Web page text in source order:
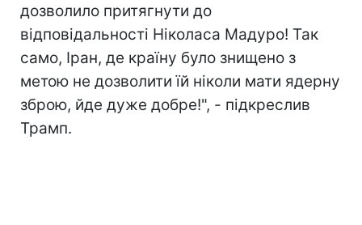
дозволило притягнути до
відповідальності Ніколаса Мадуро! Так
само, Іран, де країну було знищено з
метою не дозволити їй ніколи мати ядерну
зброю, йде дуже добре!", - підкреслив
Трамп.